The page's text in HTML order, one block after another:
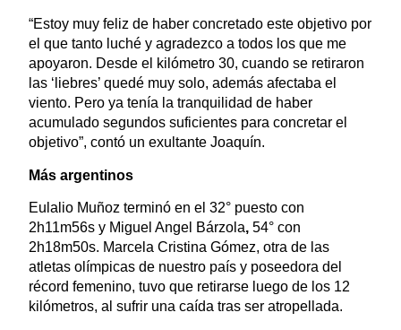
“Estoy muy feliz de haber concretado este objetivo por
el que tanto luché y agradezco a todos los que me
apoyaron. Desde el kilómetro 30, cuando se retiraron
las ‘liebres’ quedé muy solo, además afectaba el
viento. Pero ya tenía la tranquilidad de haber
acumulado segundos suficientes para concretar el
objetivo”, contó un exultante Joaquín.
Más argentinos
Eulalio Muñoz terminó en el 32° puesto con
2h11m56s y Miguel Angel Bárzola,54° con
2h18m50s. Marcela Cristina Gómez, otra de las
atletas olímpicas de nuestro país y poseedora del
récord femenino, tuvo que retirarse luego de los 12
kilómetros, al sufrir una caída tras ser atropellada.